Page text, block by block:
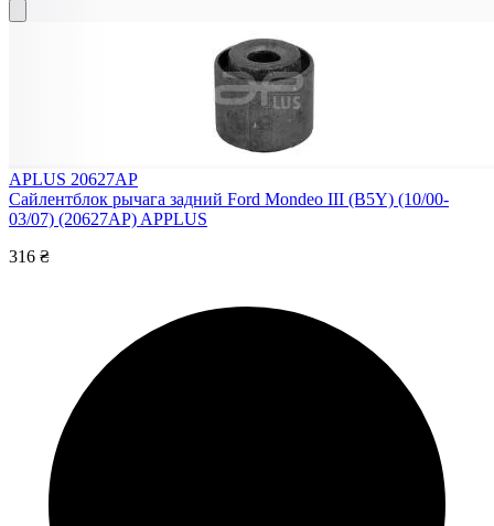
APLUS 20627AP
Сайлентблок рычага задний Ford Mondeo III (B5Y) (10/00-
03/07) (20627AP) APPLUS
316 ₴